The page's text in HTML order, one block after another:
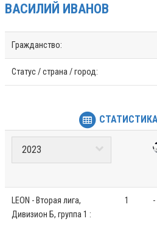
ВАСИЛИЙ ИВАНОВ
Гражданство:
Статус / страна / город:
LEON - Вторая лига,
Дивизион Б, группа 1 :
1 -